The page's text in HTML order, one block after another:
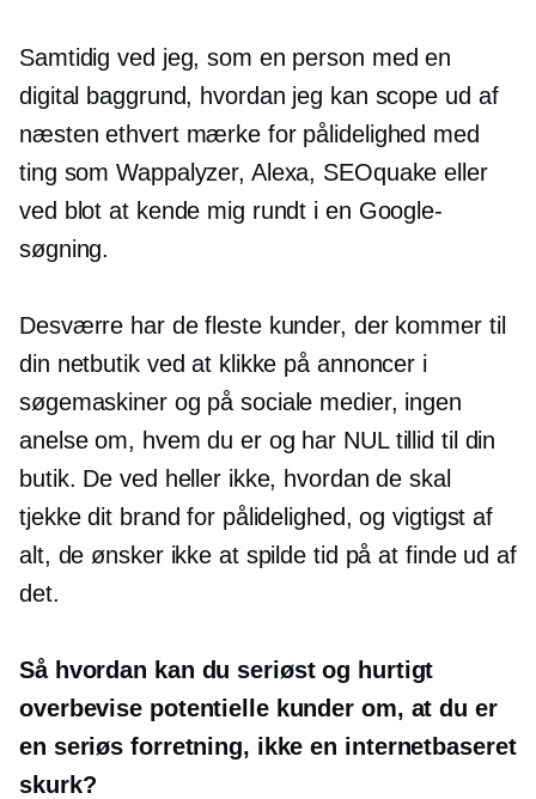
Samtidig ved jeg, som en person med en
digital baggrund, hvordan jeg kan scope ud af
næsten ethvert mærke for pålidelighed med
ting som Wappalyzer, Alexa, SEOquake eller
ved blot at kende mig rundt i en Google-
søgning.
Desværre har de fleste kunder, der kommer til
din netbutik ved at klikke på annoncer i
søgemaskiner og på sociale medier, ingen
anelse om, hvem du er og har NUL tillid til din
butik. De ved heller ikke, hvordan de skal
tjekke dit brand for pålidelighed, og vigtigst af
alt, de ønsker ikke at spilde tid på at finde ud af
det.
Så hvordan kan du seriøst og hurtigt
overbevise potentielle kunder om, at du er
en seriøs forretning, ikke en internetbaseret
skurk?